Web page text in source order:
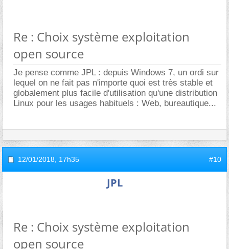
Re : Choix système exploitation
open source
Je pense comme JPL : depuis Windows 7, un ordi sur
lequel on ne fait pas n'importe quoi est très stable et
globalement plus facile d'utilisation qu'une distribution
Linux pour les usages habituels : Web, bureautique...
12/01/2018, 17h35 #10
JPL
Re : Choix système exploitation
open source